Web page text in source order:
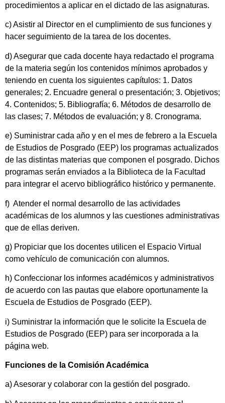
procedimientos a aplicar en el dictado de las asignaturas.
c) Asistir al Director en el cumplimiento de sus funciones y
hacer seguimiento de la tarea de los docentes.
d) Asegurar que cada docente haya redactado el programa
de la materia según los contenidos mínimos aprobados y
teniendo en cuenta los siguientes capítulos: 1. Datos
generales; 2. Encuadre general o presentación; 3. Objetivos;
4. Contenidos; 5. Bibliografía; 6. Métodos de desarrollo de
las clases; 7. Métodos de evaluación; y 8. Cronograma.
e) Suministrar cada año y en el mes de febrero a la Escuela
de Estudios de Posgrado (EEP) los programas actualizados
de las distintas materias que componen el posgrado. Dichos
programas serán enviados a la Biblioteca de la Facultad
para integrar el acervo bibliográfico histórico y permanente.
f) Atender el normal desarrollo de las actividades
académicas de los alumnos y las cuestiones administrativas
que de ellas deriven.
g) Propiciar que los docentes utilicen el Espacio Virtual
como vehículo de comunicación con alumnos.
h) Confeccionar los informes académicos y administrativos
de acuerdo con las pautas que elabore oportunamente la
Escuela de Estudios de Posgrado (EEP).
i) Suministrar la información que le solicite la Escuela de
Estudios de Posgrado (EEP) para ser incorporada a la
página web.
Funciones de la Comisión Académica
a) Asesorar y colaborar con la gestión del posgrado.